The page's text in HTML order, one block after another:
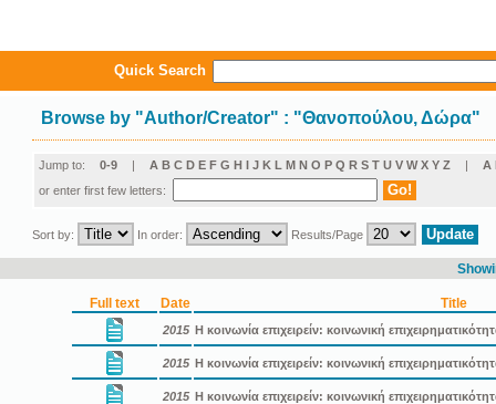
Quick Search
Browse by "Author/Creator" : "Θανοπούλου, Δώρα"
Jump to: 0-9 | A B C D E F G H I J K L M N O P Q R S T U V W X Y Z | Α
or enter first few letters:
Sort by: In order: Results/Page
Full text Date Title
2015 Η κοινωνία επιχειρείν: κοινωνική
2015 Η κοινωνία επιχειρείν: κοινωνική
2015 Η κοινωνία επιχειρείν: κοινωνική